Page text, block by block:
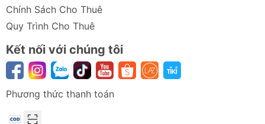
Chính Sách Cho Thuê
Quy Trình Cho Thuê
Kết nối với chúng tôi
Phương thức thanh toán